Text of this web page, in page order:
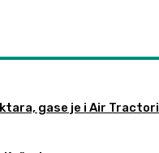
gase je i Air Tractori